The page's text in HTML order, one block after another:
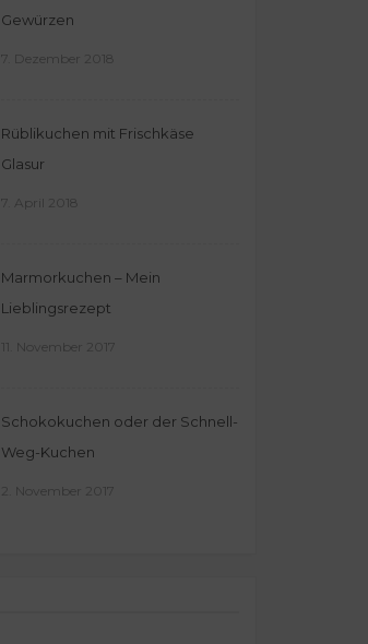
Gewürzen
7. Dezember 2018
Rüblikuchen mit Frischkäse
Glasur
7. April 2018
Marmorkuchen – Mein
Lieblingsrezept
11. November 2017
Schokokuchen oder der Schnell-
Weg-Kuchen
2. November 2017